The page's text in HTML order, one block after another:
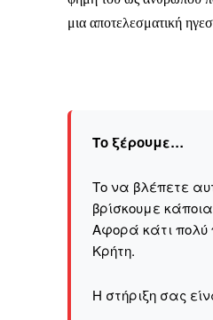
μια αποτελεσματική
Το ξέρουμε…
Το να βλέπετε
βρίσκουμε
Αφορά κάτι πολύ
Kρήτη.
Η στήριξη σας